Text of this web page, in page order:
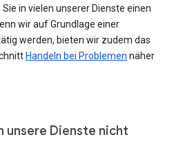
in vielen unserer Dienste einen
wir auf Grundlage einer
werden, bieten wir zudem das
Handeln bei Problemen näher
unsere Dienste nicht